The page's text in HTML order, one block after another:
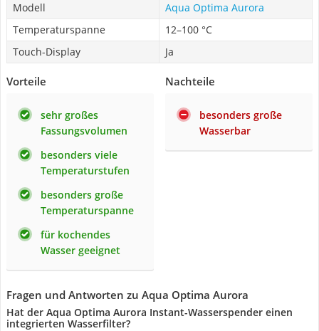
Modell
Aqua Optima Aurora
Temperaturspanne
12–100 °C
Touch-Display
Ja
Vorteile
sehr großes
Fassungsvolumen
besonders viele
Temperaturstufen
besonders große
Temperaturspanne
für kochendes
Wasser geeignet
Nachteile
besonders große
Wasserbar
Fragen und Antworten zu Aqua Optima Aurora
Hat der Aqua Optima Aurora Instant-Wasserspender einen
integrierten Wasserfilter?